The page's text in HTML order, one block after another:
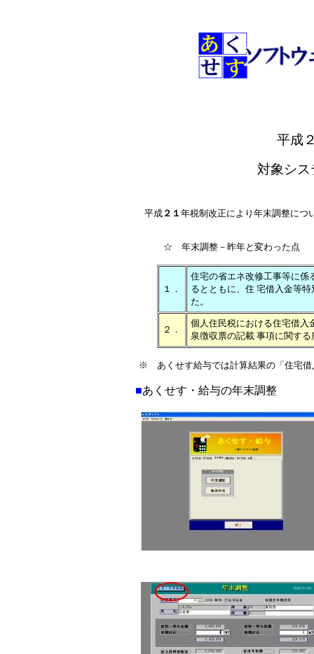
平成
対象シ
平成 ２１年税制改正により年末調整につ
☆ 年末調整－昨年と変わった点
１．
住宅の省エネ改修工事等に係
るとともに、住 宅借入金等
た。
２．
個人住民税における住宅借入
泉徴収票の記載 事項に関す
※ あくせす給与では計算結果の「住宅借
■あくせす・給与の年末調整